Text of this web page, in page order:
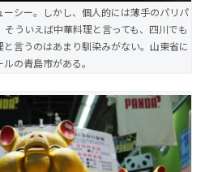
シー。しかし、個人的には薄手のパリパ
ういえば中華料理と言っても、四川でも
言うのはあまり馴染みがない。山東省に
の青島市がある。